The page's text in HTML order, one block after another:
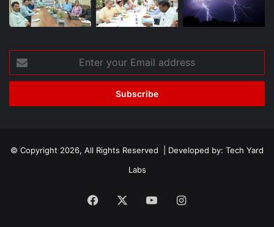
your
Email
© Copyright 2026, All Rights Reserved | Developed by: Tech Yard
Labs
Facebook YouTubeInstagram